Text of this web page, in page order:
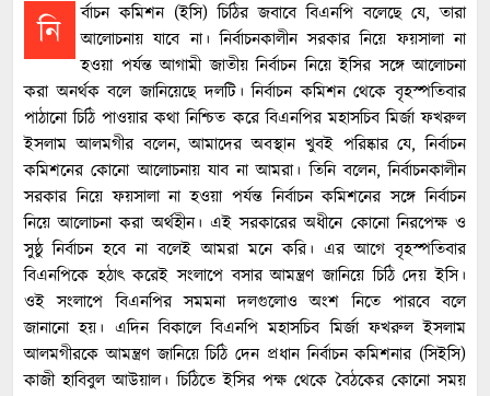
নি
র্বাচন কমিশন (ইসি) চিঠির জবাবে বিএনপি বলেছে যে, তারা
আলোচনায় যাবে না। নির্বাচনকালীন সরকার নিয়ে ফয়সালা না
হওয়া পর্যন্ত আগামী জাতীয় নির্বাচন নিয়ে ইসির সঙ্গে আলোচনা
করা অনর্থক বলে জানিয়েছে দলটি। নির্বাচন কমিশন থেকে বৃহস্পতিবার
পাঠানো চিঠি পাওয়ার কথা নিশ্চিত করে বিএনপির মহাসচিব মির্জা ফখরুল
ইসলাম আলমগীর বলেন, আমাদের অবস্থান খুবই পরিষ্কার যে, নির্বাচন
কমিশনের কোনো আলোচনায় যাব না আমরা। তিনি বলেন, নির্বাচনকালীন
সরকার নিয়ে ফয়সালা না হওয়া পর্যন্ত নির্বাচন কমিশনের সঙ্গে নির্বাচন
নিয়ে আলোচনা করা অর্থহীন। এই সরকারের অধীনে কোনো নিরপেক্ষ ও
সুষ্ঠু নির্বাচন হবে না বলেই আমরা মনে করি। এর আগে বৃহস্পতিবার
বিএনপিকে হঠাৎ করেই সংলাপে বসার আমন্ত্রণ জানিয়ে চিঠি দেয় ইসি।
ওই সংলাপে বিএনপির সমমনা দলগুলোও অংশ নিতে পারবে বলে
জানানো হয়। এদিন বিকালে বিএনপি মহাসচিব মির্জা ফখরুল ইসলাম
আলমগীরকে আমন্ত্রণ জানিয়ে চিঠি দেন প্রধান নির্বাচন কমিশনার (সিইসি)
কাজী হাবিবুল আউয়াল। চিঠিতে ইসির পক্ষ থেকে বৈঠকের কোনো সময়